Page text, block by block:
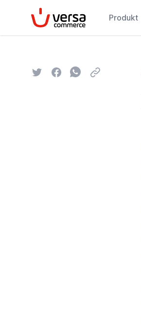
VersaCommerce Produkt
TwitterFacebookWhatsapp
Email